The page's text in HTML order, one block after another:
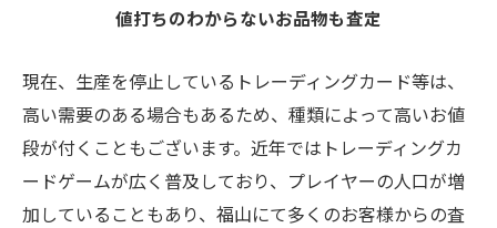
値打ちのわからないお品物も査定
現在、生産を停止しているトレーディングカード等は、
高い需要のある場合もあるため、種類によって高いお値
段が付くこともございます。近年ではトレーディングカ
ードゲームが広く普及しており、プレイヤーの人口が増
加していることもあり、福山にて多くのお客様からの査